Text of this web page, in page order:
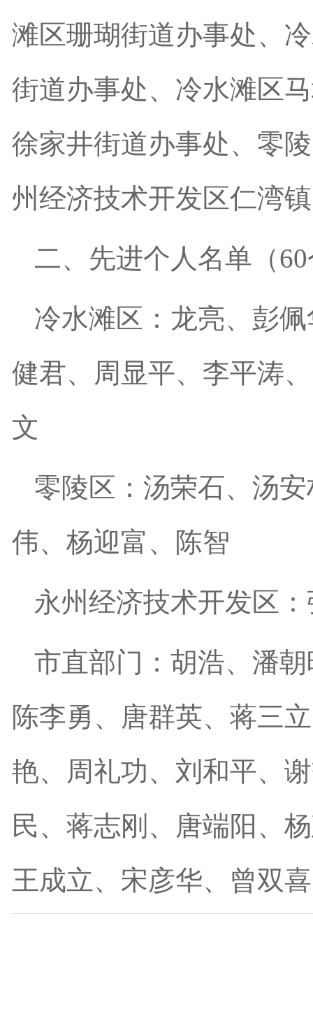
滩区珊瑚街道办事处、
街道办事处、冷水滩区
徐家井街道办事处、零
州经济技术开发区仁湾镇
二、先进个人名单（
冷水滩区：龙亮、彭
健君、周显平、李平涛
文
零陵区：汤荣石、汤
伟、杨迎富、陈智
永州经济技术开发区
市直部门：胡浩、潘
陈李勇、唐群英、蒋三
艳、周礼功、刘和平、
民、蒋志刚、唐端阳、
王成立、宋彦华、曾双